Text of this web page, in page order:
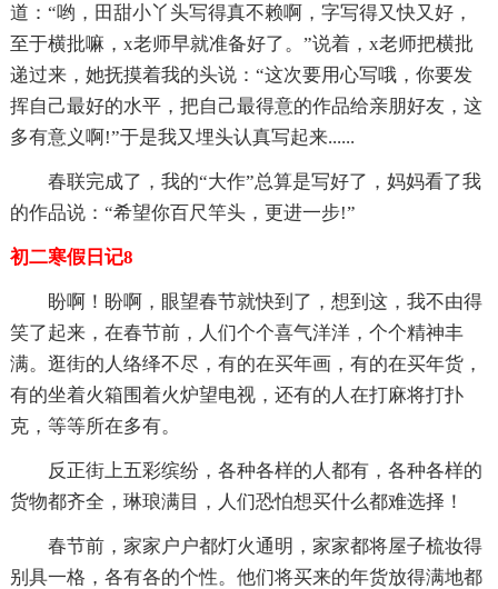
道：“哟，田甜小丫头写得真不赖啊，字写得又快又好，
至于横批嘛，x老师早就准备好了。”说着，x老师把横批
递过来，她抚摸着我的头说：“这次要用心写哦，你要发
挥自己最好的水平，把自己最得意的作品给亲朋好友，这
多有意义啊!”于是我又埋头认真写起来......
春联完成了，我的“大作”总算是写好了，妈妈看了我
的作品说：“希望你百尺竿头，更进一步!”
初二寒假日记8
盼啊！盼啊，眼望春节就快到了，想到这，我不由得
笑了起来，在春节前，人们个个喜气洋洋，个个精神丰
满。逛街的人络绎不尽，有的在买年画，有的在买年货，
有的坐着火箱围着火炉望电视，还有的人在打麻将打扑
克，等等所在多有。
反正街上五彩缤纷，各种各样的人都有，各种各样的
货物都齐全，琳琅满目，人们恐怕想买什么都难选择！
春节前，家家户户都灯火通明，家家都将屋子梳妆得
别具一格，各有各的个性。他们将买来的年货放得满地都